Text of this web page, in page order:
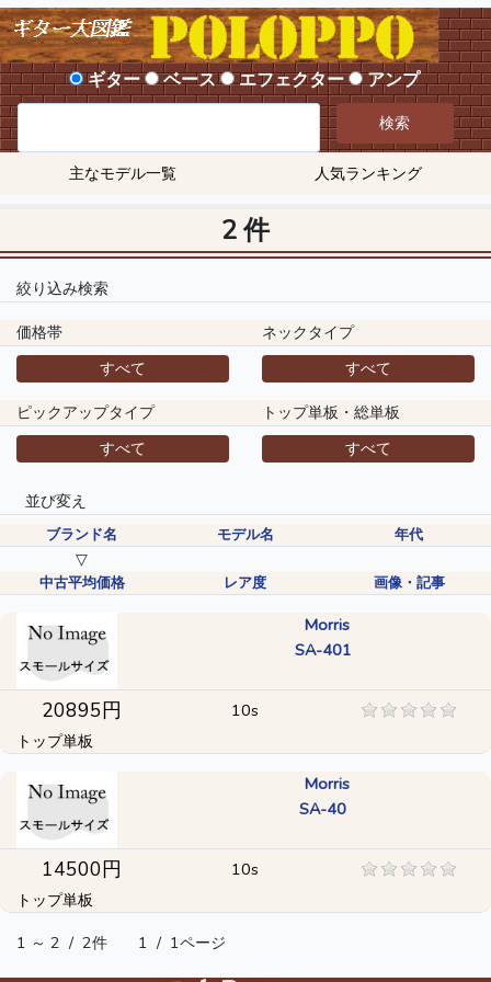
ギター ベース エフェクター アンプ
検索
主なモデル一覧 人気ランキング
2 件
絞り込み検索
価格帯
ネックタイプ
すべて
すべて
ピックアップタイプ
トップ単板・総単板
すべて
すべて
並び変え
ブランド名 モデル名 年代
▽
中古平均価格 レア度 画像・記事
Morris
SA-401
20895円 10s
トップ単板
Morris
SA-40
14500円 10s
トップ単板
1 ～ 2 / 2件 1 / 1ページ